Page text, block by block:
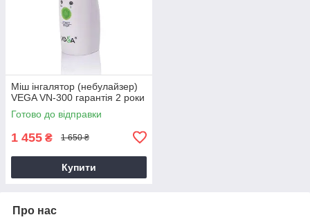
Міш інгалятор (небулайзер)
VEGA VN-300 гарантія 2 роки
Готово до відправки
1 455 ₴ 1 650 ₴
Купити
Про нас